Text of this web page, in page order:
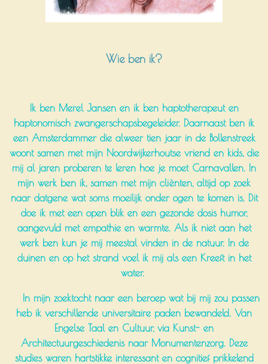
Wie ben ik?
Ik ben Merel Jansen en ik ben haptotherapeut en
haptonomisch zwangerschapsbegeleider. Daarnaast ben ik
een Amsterdammer die alweer tien jaar in de Bollenstreek
woont samen met mijn Noordwijkerhoutse vriend en kids, die
mij al jaren proberen te leren hoe je moet Carnavallen. In
mijn werk ben ik, samen met mijn cliënten, altijd op zoek
naar datgene wat soms moeilijk onder ogen te komen is. Dit
doe ik met een open blik en een gezonde dosis humor,
aangevuld met empathie en warmte. Als ik niet aan het
werk ben kun je mij meestal vinden in de natuur. In de
duinen en op het strand voel ik mij als een Kreeft in het
water.
In mijn zoektocht naar een beroep wat bij mij zou passen
heb ik verschillende universitaire paden bewandeld. Van
Engelse Taal en Cultuur, via Kunst- en
Architectuurgeschiedenis naar Monumentenzorg. Deze
studies waren hartstikke interessant en cognitief prikkelend